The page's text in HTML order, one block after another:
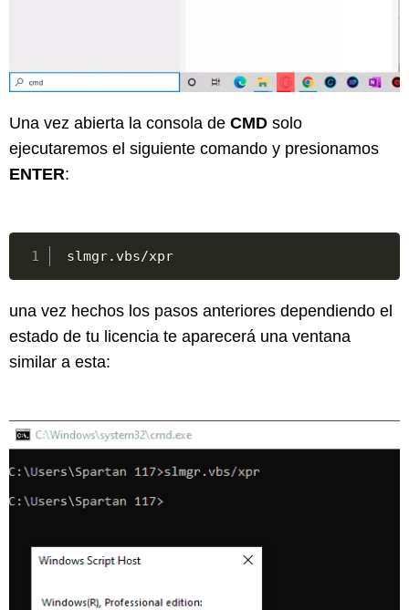
Una vez abierta la consola de CMD solo
ejecutaremos el siguiente comando y presionamos
ENTER:
slmgr. vbs/xpr
una vez hechos los pasos anteriores dependiendo el
estado de tu licencia te aparecerá una ventana
similar a esta: